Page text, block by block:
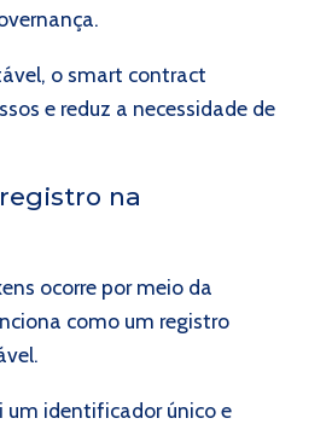
o smart contract
e reduz a necessidade de
na
ocorre por meio da
como um registro
um identificador único e